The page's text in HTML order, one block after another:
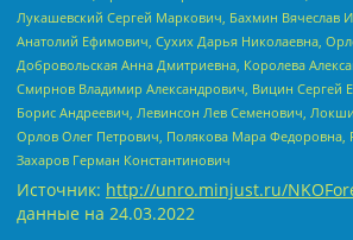
Лукашевский Сергей Маркович, Бахмин Вячеслав
Анатолий Ефимович, Сухих Дарья Николаевна,
Добровольская Анна Дмитриевна, Королева
Смирнов Владимир Александрович, Вицин Сергей
Борис Андреевич, Левинсон Лев Семенович,
Орлов Олег Петрович, Полякова Мара Федоровна,
Захаров Герман Константинович
Источник: http://unro.minjust.ru/
данные на 24.03.2022